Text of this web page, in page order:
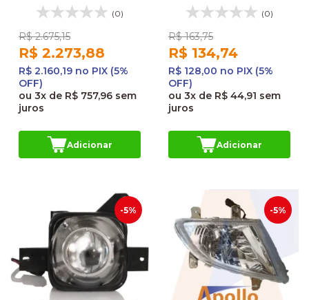
(0)
R$ 2.675,15
R$ 2.273,88
R$ 2.160,19 no PIX (5%
OFF)
ou 3x de R$ 757,96 sem
juros
Adicionar
F031M 113250
(0)
R$ 163,75
R$ 134,74
R$ 128,00 no PIX (5%
OFF)
ou 3x de R$ 44,91 sem
juros
Adicionar
-5% -5%